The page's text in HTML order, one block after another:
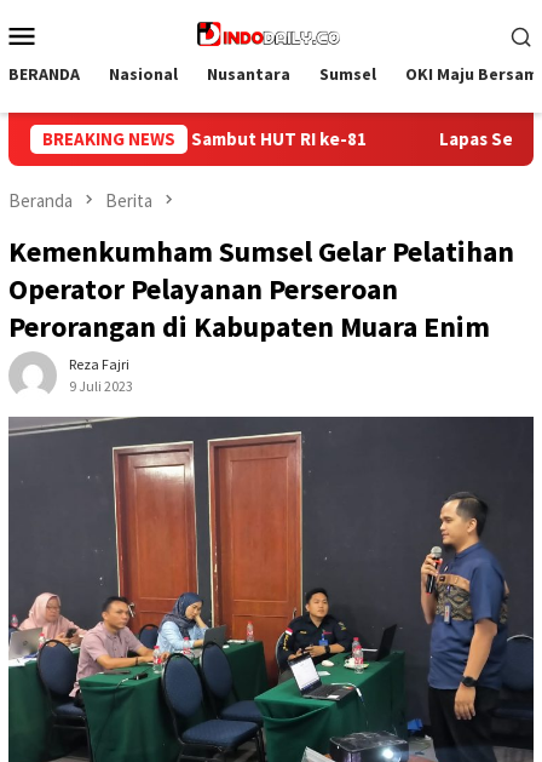
ke
Mobile
BERANDA Nasional Nusantara Sumsel OKI Maju
BREAKING NEWS
Lapas Sekayu Gandeng Kwarcab Muba Berikan Materi
Beranda Berita
Kemenkumham Sumsel Gelar Pelatihan
Operator Pelayanan Perseroan
Perorangan di Kabupaten Muara Enim
Reza Fajri
9 Juli 2023